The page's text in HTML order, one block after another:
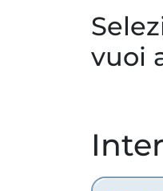
vuoi